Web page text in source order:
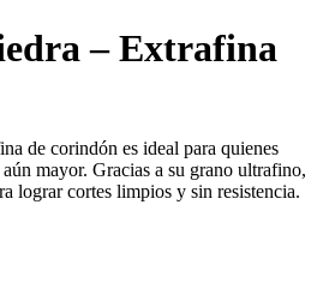
– Extrafina
de corindón es ideal para quienes
mayor. Gracias a su grano ultrafino,
lograr cortes limpios y sin resistencia.